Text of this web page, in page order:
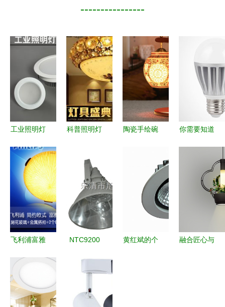
----------------
工业照明灯
略 定义、
选择要点与
应用指南
科普照明灯
打造高端家
居光影艺术
陶瓷手绘碗
厂家选择指
南
你需要知道
飞利浦富雅
照明的优雅
之选
NTC9200
灯 性能、
商信息详解
黄红斌的个
融合匠心与